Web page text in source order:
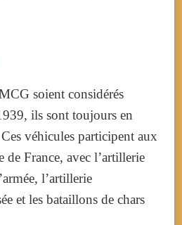
soient considérés
ils sont toujours en
véhicules participent aux
de France, avec l’artillerie
l’artillerie
et les bataillons de chars